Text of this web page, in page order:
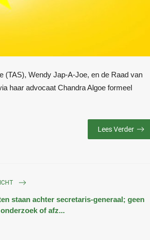
(TAS), Wendy Jap-A-Joe, en de Raad van
haar advocaat Chandra Algoe formeel
Lees Verder
staan achter secretaris-generaal; geen
of afz...